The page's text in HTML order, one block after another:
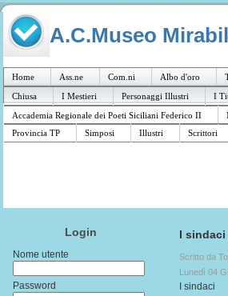
A.C.Museo
Home Ass.ne Com.ni Albo d'oro
Chiusa
I Mestieri Personaggi Illustri I
Accademia Regionale dei Poeti Siciliani Federico II
Provincia TP
Simposi Illustri Scrittori
Login
Nome utente
Password
I sindaci
Scritto da
Lunedì 04
I sindaci